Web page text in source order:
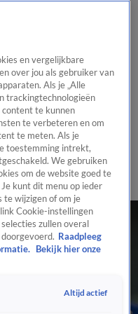
beste van Hart
Tip de
de redactiePanelVideo's
en vergelijkbare
over jou als gebruiker van
Als je „Alle
trackingtechnologieën
content te kunnen
te verbeteren en om
te meten. Als je
toestemming intrekt,
We gebruiken
om de website goed te
kunt dit menu op ieder
te wijzigen of om je
Cookie-instellingen
zullen overal
Raadpleeg
Bekijk hier onze
Altijd actief